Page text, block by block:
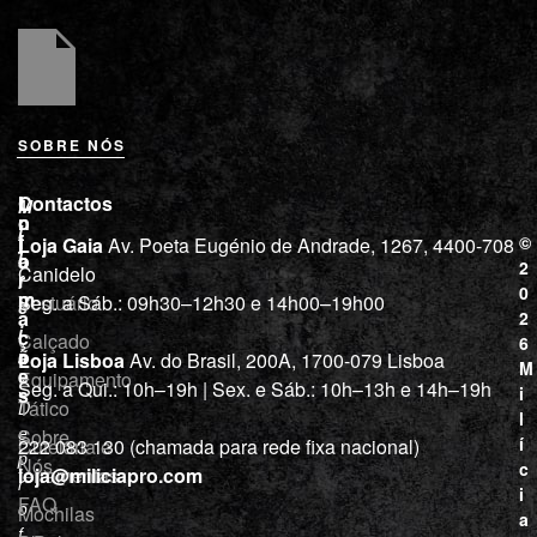
SOBRE NÓS
M
i
l
í
c
i
a
“
D
e
p
r
o
L
o
j
a
Vestuário
Calçado
Equipamento
Tático
Cutelaria e
ferramentas
Mochilas
I
n
f
o
r
m
a
ç
õ
e
s
Sobre
Nós
FAQ
Contactos
Loja GaiaAv. Poeta Eugénio de Andrade, 1267, 4400-708
Canidelo
Seg. a Sáb.: 09h30–12h30 e 14h00–19h00
Loja LisboaAv. do Brasil, 200A, 1700-079 Lisboa
Seg. a Qui.: 10h–19h | Sex. e Sáb.: 10h–13h e 14h–19h
222 083 130 (chamada para rede fixa nacional)
loja@miliciapro.com
©
2
0
2
6
M
i
l
í
c
i
a